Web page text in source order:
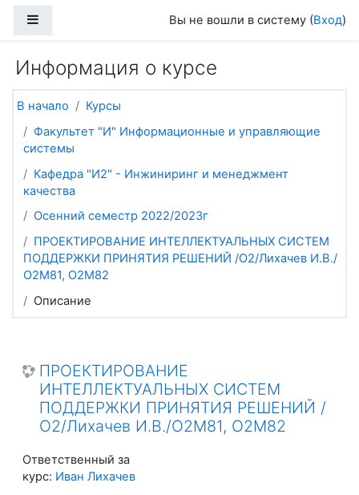
Вы не вошли в систему (Вход)
Информация о курсе
В начало
Курсы
Факультет "И" Информационные и управляющие
системы
Кафедра "И2" - Инжиниринг и менеджмент
качества
Осенний семестр 2022/2023г
ПРОЕКТИРОВАНИЕ ИНТЕЛЛЕКТУАЛЬНЫХ СИСТЕМ
ПОДДЕРЖКИ ПРИНЯТИЯ РЕШЕНИЙ /О2/Лихачев И.В./
О2М81, О2М82
Описание
ПРОЕКТИРОВАНИЕ
ИНТЕЛЛЕКТУАЛЬНЫХ СИСТЕМ
ПОДДЕРЖКИ ПРИНЯТИЯ РЕШЕНИЙ /
О2/Лихачев И.В./О2М81, О2М82
Ответственный за
курс: Иван Лихачев